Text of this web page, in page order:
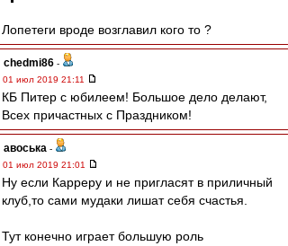
Лопетеги вроде возглавил кого то ?
chedmi86 -
01 июл 2019 21:11
КБ Питер с юбилеем! Большое дело делают,
Всех причастных с Праздником!
авоська -
01 июл 2019 21:01
Ну если Карреру и не пригласят в приличный
клуб,то сами мудаки лишат себя счастья.
Тут конечно играет большую роль